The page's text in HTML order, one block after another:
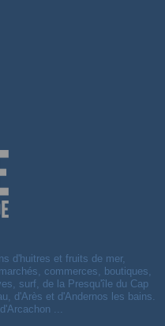
d'huitres et fruits de mer,
commerces, boutiques,
surf, de la Presqu'île du Cap
d'Arès et d'Andernos les bains.
...